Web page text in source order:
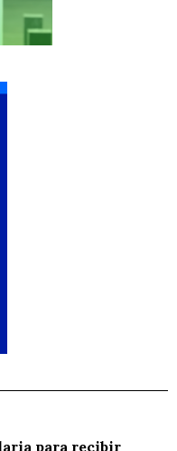
para recibir